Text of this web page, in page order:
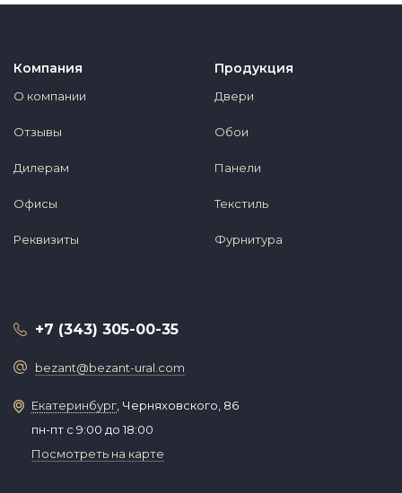
Компания
О компании
Отзывы
Дилерам
Офисы
Реквизиты
Продукция
Двери
Обои
Панели
Текстиль
Фурнитура
+7 (343) 305-00-35
bezant@bezant-ural.com
Екатеринбург , Черняховского, 86
пн-пт с 9:00 до 18:00
Посмотреть на карте